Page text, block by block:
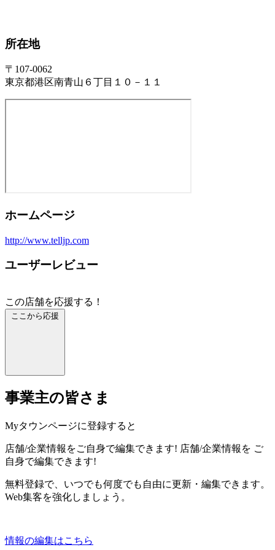
所在地
〒107-0062
東京都港区南青山６丁目１０－１１
ホームページ
http://www.telljp.com
ユーザーレビュー
この店舗を応援する！
ここから応援
事業主の皆さま
Myタウンページに登録すると
店舗/企業情報をご自身で編集できます! 店舗/企業情報を ご
自身で編集できます!
無料登録で、いつでも何度でも自由に更新・編集できます。
Web集客を強化しましょう。
情報の編集はこちら